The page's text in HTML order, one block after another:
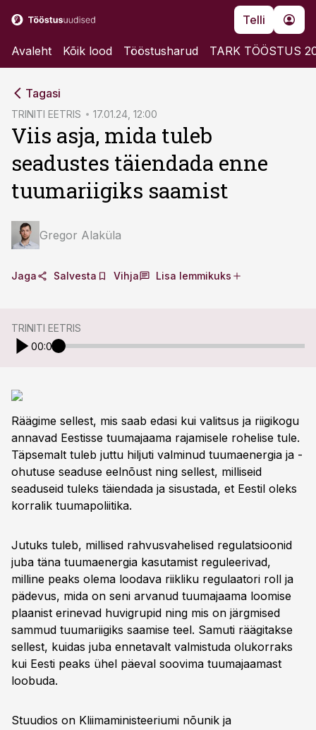
Telli
Avaleht Kõik lood Tööstusharud TARK TÖÖSTUS
Tagasi
TRINITI EETRIS 17.01.24, 12:00
Viis asja, mida tuleb
seadustes täiendada enne
tuumariigiks saamist
Gregor Alaküla
Jaga Salvesta Vihja Lisa lemmikuks
TRINITI EETRIS
00:00
Räägime sellest, mis saab edasi kui valitsus ja riigikogu
annavad Eestisse tuumajaama rajamisele rohelise tule.
Täpsemalt tuleb juttu hiljuti valminud tuumaenergia ja -
ohutuse seaduse eelnõust ning sellest, milliseid
seaduseid tuleks täiendada ja sisustada, et Eestil oleks
korralik tuumapoliitika.
Jutuks tuleb, millised rahvusvahelised regulatsioonid
juba täna tuumaenergia kasutamist reguleerivad,
milline peaks olema loodava riikliku regulaatori roll ja
pädevus, mida on seni arvanud tuumajaama loomise
plaanist erinevad huvigrupid ning mis on järgmised
sammud tuumariigiks saamise teel. Samuti räägitakse
sellest, kuidas juba ennetavalt valmistuda olukorraks
kui Eesti peaks ühel päeval soovima tuumajaamast
loobuda.
Stuudios on Kliimaministeeriumi nõunik ja